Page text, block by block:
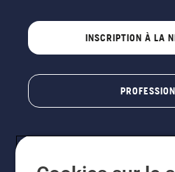
INSCRIPTION À LA